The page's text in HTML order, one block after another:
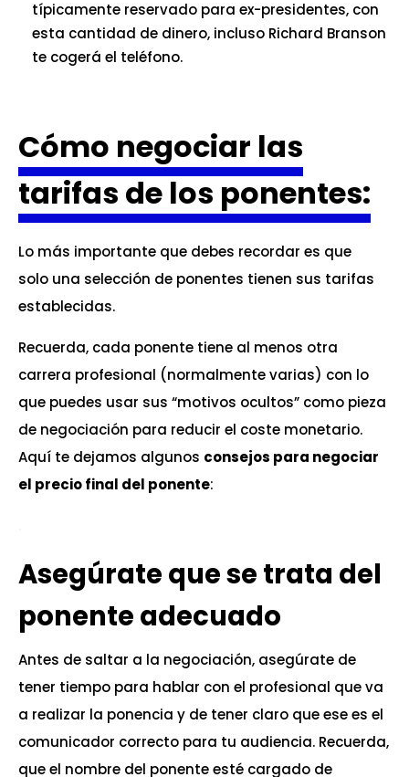
típicamente reservado para ex-presidentes, con
esta cantidad de dinero, incluso Richard Branson
te cogerá el teléfono.
Cómo negociar las
tarifas de los ponentes:
Lo más importante que debes recordar es que
solo una selección de ponentes tienen sus tarifas
establecidas.
Recuerda, cada ponente tiene al menos otra
carrera profesional (normalmente varias) con lo
que puedes usar sus “motivos ocultos” como pieza
de negociación para reducir el coste monetario.
Aquí te dejamos algunos consejos para negociar
el precio final del ponente:
Asegúrate que se trata del
ponente adecuado
Antes de saltar a la negociación, asegúrate de
tener tiempo para hablar con el profesional que va
a realizar la ponencia y de tener claro que ese es el
comunicador correcto para tu audiencia. Recuerda,
que el nombre del ponente esté cargado de